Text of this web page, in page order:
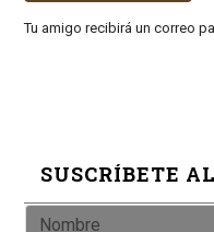
Tu amigo recibirá un correo
SUSCRÍBETE